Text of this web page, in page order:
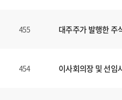
455 대주주가 발행한 주
454 이사회의장 및 선임